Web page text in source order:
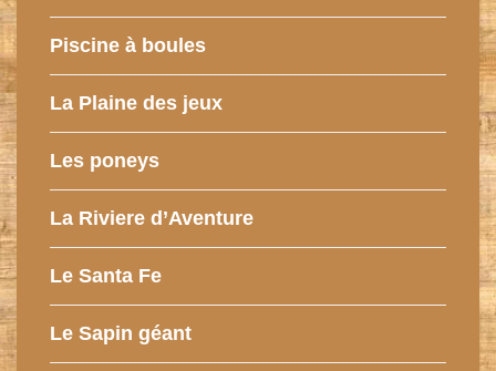
Piscine à boules
La Plaine des jeux
Les poneys
La Riviere d’Aventure
Le Santa Fe
Le Sapin géant